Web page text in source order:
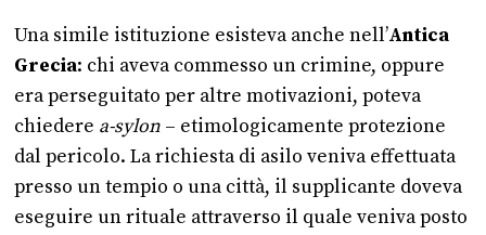
Una simile istituzione esisteva anche nell’Antica
Grecia: chi aveva commesso un crimine, oppure
era perseguitato per altre motivazioni, poteva
chiedere a-sylon – etimologicamente protezione
dal pericolo. La richiesta di asilo veniva effettuata
presso un tempio o una città, il supplicante doveva
eseguire un rituale attraverso il quale veniva posto